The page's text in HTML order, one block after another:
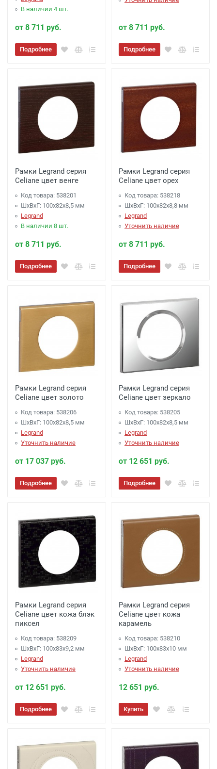
В наличии 4 шт.
от 8 711 руб.
Подробнее
от 8 711 руб.
Подробнее
Рамки Legrand серия
Celiane цвет венге
Код товара: 538201
ШхВхГ: 100x82x8,5 мм
Legrand
В наличии 8 шт.
от 8 711 руб.
Подробнее
Рамки Legrand серия
Celiane цвет орех
Код товара: 538218
ШхВхГ: 100x82x8,8 мм
Legrand
Уточнить наличие
от 8 711 руб.
Подробнее
Рамки Legrand серия
Celiane цвет золото
Код товара: 538206
ШхВхГ: 100x82x8,5 мм
Legrand
Уточнить наличие
от 17 037 руб.
Подробнее
Рамки Legrand серия
Celiane цвет зеркало
Код товара: 538205
ШхВхГ: 100x82x8,5 мм
Legrand
Уточнить наличие
от 12 651 руб.
Подробнее
Рамки Legrand серия
Celiane цвет кожа блэк
пиксел
Код товара: 538209
ШхВхГ: 100x83x9,2 мм
Legrand
Уточнить наличие
от 12 651 руб.
Подробнее
Рамки Legrand серия
Celiane цвет кожа
карамель
Код товара: 538210
ШхВхГ: 100x83x10 мм
Legrand
Уточнить наличие
12 651 руб.
Купить